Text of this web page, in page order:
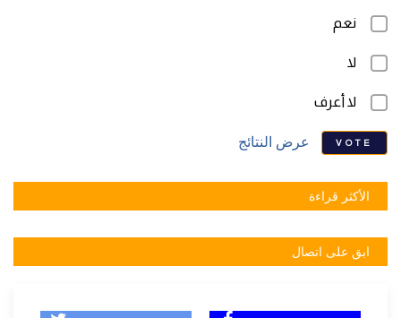
نعم
لا
لا أعرف
VOTE عرض النتائج
الأكثر قراءة
ابق على اتصال